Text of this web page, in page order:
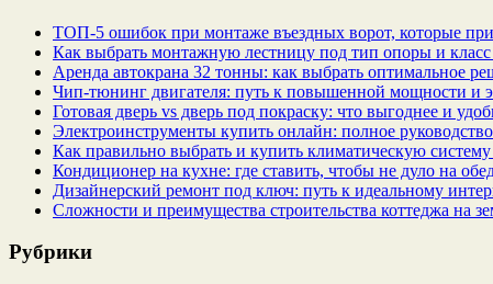
ТОП-5 ошибок при монтаже въездных ворот, которые
Как выбрать монтажную лестницу под тип опоры и
Аренда автокрана 32 тонны: как выбрать оптимальное
Чип‑тюнинг двигателя: путь к повышенной мощности и
Готовая дверь vs дверь под покраску: что выгоднее и
Электроинструменты купить онлайн: полное
Как правильно выбрать и купить климатическую
Кондиционер на кухне: где ставить, чтобы не дуло на
Дизайнерский ремонт под ключ: путь к идеальному
Сложности и преимущества строительства коттеджа на
Рубрики